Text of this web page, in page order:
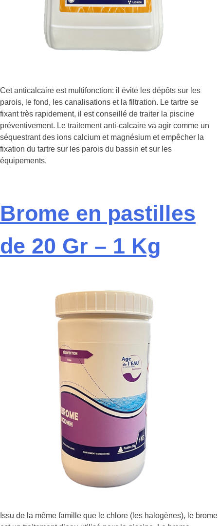
Cet anticalcaire est multifonction: il évite les dépôts sur les
parois, le fond, les canalisations et la filtration. Le tartre se
fixant très rapidement, il est conseillé de traiter la piscine
préventivement. Le traitement anti-calcaire va agir comme un
séquestrant des ions calcium et magnésium et empêcher la
fixation du tartre sur les parois du bassin et sur les
équipements.
Brome en pastilles
de 20 Gr – 1 Kg
Issu de la même famille que le chlore (les halogènes), le brome